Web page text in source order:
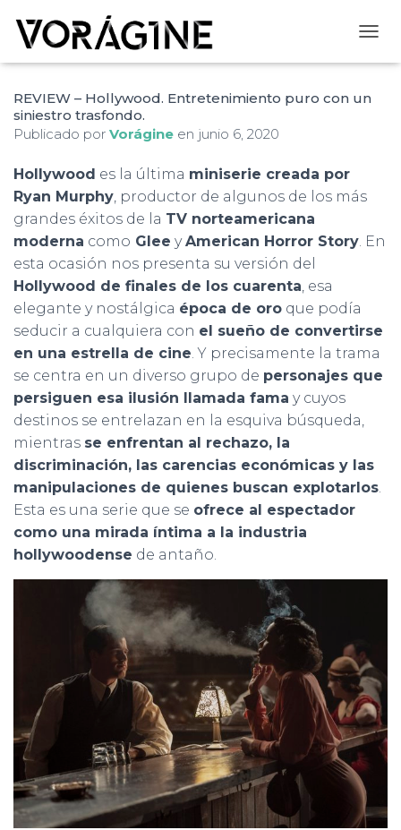
REVIEW – Hollywood. Entretenimiento puro con un
siniestro trasfondo.
Publicado por Vorágine en junio 6, 2020
Hollywood es la última miniserie creada por
Ryan Murphy, productor de algunos de los más
grandes éxitos de la TV norteamericana
moderna como Glee yAmerican Horror Story. En
esta ocasión nos presenta su versión del
Hollywood de finales de los cuarenta, esa
elegante y nostálgica época de oro que podía
seducir a cualquiera con el sueño de convertirse
en una estrella de cine. Y precisamente la trama
se centra en un diverso grupo de personajes que
persiguen esa ilusión llamada fama y cuyos
destinos se entrelazan en la esquiva búsqueda,
mientras se enfrentan al rechazo, la
discriminación, las carencias económicas y las
manipulaciones de quienes buscan explotarlos.
Esta es una serie que se ofrece al espectador
como una mirada íntima a la industria
hollywoodense de antaño.